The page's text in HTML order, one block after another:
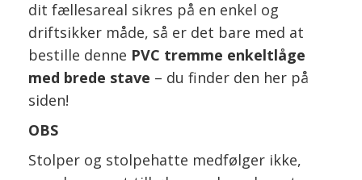
dit fællesareal sikres på en enkel og
driftsikker måde, så er det bare med at
bestille denne PVC tremme enkeltlåge
med brede stave – du finder den her på
siden!
OBS
Stolper og stolpehatte medfølger ikke,